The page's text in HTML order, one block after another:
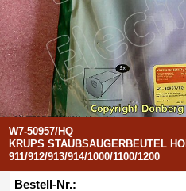
W7-50957/HQ
KRUPS STAUBSAUGERBEUTEL
911/912/913/914/1000/1100/1200
Bestell-Nr.: